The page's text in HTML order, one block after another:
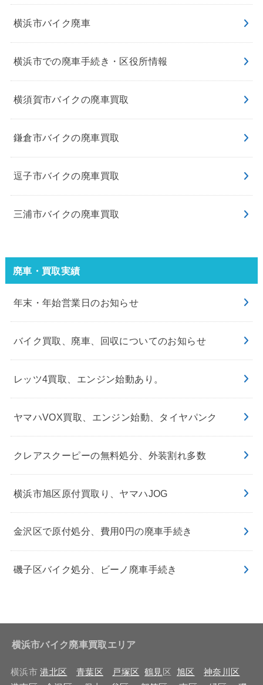
横浜市バイク廃車
横浜市での廃車手続き・区役所情報
横須賀市バイクの廃車買取
鎌倉市バイクの廃車買取
逗子市バイクの廃車買取
三浦市バイクの廃車買取
廃車・買取実績
年末・年始営業日のお知らせ
バイク買取、廃車、回収についてのお知らせ
レッツ4買取、エンジン始動あり。
ヤマハVOX買取、エンジン始動、タイヤパンク
クレアスクーピーの無料処分、外装割れ多数
横浜市旭区原付買取り、ヤマハJOG
金沢区で原付処分、費用0円の廃車手続き
磯子区バイク処分、ビーノ廃車手続き
横浜市バイク廃車買取エリア
横浜市港北区 青葉区 戸塚区 鶴見区 旭区
神奈川区